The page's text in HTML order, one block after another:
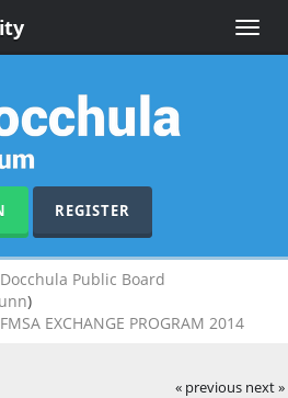
Toggle
REGISTER
Docchula Public Board
)
EXCHANGE PROGRAM 2014
« previous next »